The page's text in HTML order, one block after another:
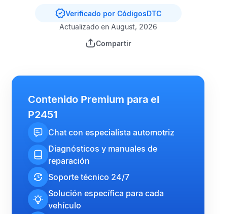
Verificado por CódigosDTC
Actualizado en August, 2026
Compartir
Contenido Premium para el
P2451
Chat con especialista automotriz
Diagnósticos y manuales de
reparación
Soporte técnico 24/7
Solución específica para cada
vehículo